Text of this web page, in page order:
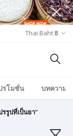
Thai Baht ฿
รโมชั่น บทความ/
รูปที่เป็นยา"